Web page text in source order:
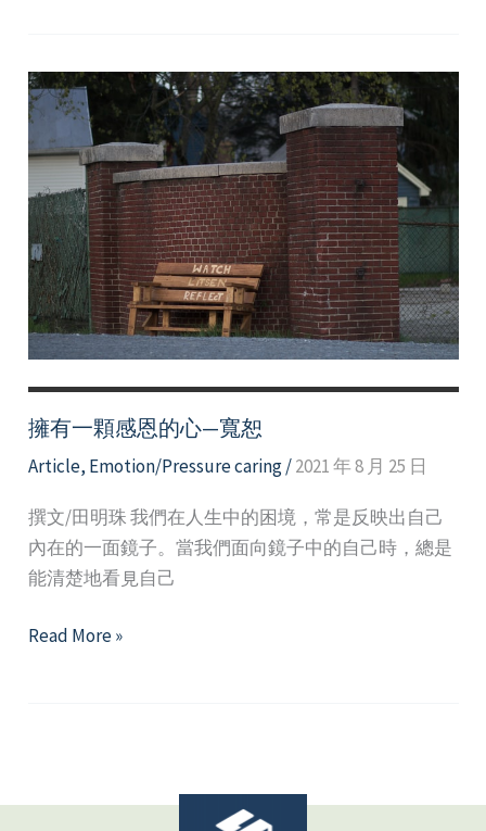
愛：
開
啟
密
關
係
的
三
把
鑰
匙
擁有一顆感恩的心—寬恕
Article, Emotion/Pressure caring/2021 年 8 月 25 日
撰文/田明珠 我們在人生中的困境，常是反映出自己
內在的一面鏡子。當我們面向鏡子中的自己時，總是
能清楚地看見自己
擁
Read More »